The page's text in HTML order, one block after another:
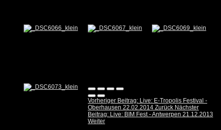
Vorheriger Beitrag: Live: E-Tropolis Festival -
Oberhausen 22.02.2014 Zurück Nächster
Beitrag: Live: BIM Fest - Antwerpen 21.12.2013
Weiter